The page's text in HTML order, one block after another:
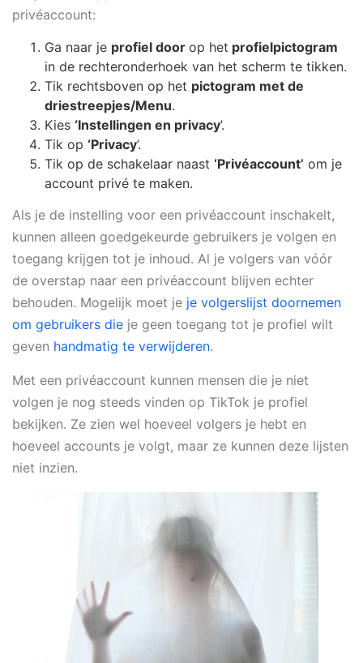
privéaccount:
Ga naar je profiel door op het profielpictogram
in de rechteronderhoek van het scherm te tikken.
Tik rechtsboven op het pictogram met de
driestreepjes/Menu.
Kies ‘Instellingen en privacy’.
Tik op ‘Privacy’.
Tik op de schakelaar naast ‘Privéaccount’ om je
account privé te maken.
Als je de instelling voor een privéaccount inschakelt,
kunnen alleen goedgekeurde gebruikers je volgen en
toegang krijgen tot je inhoud. Al je volgers van vóór
de overstap naar een privéaccount blijven echter
behouden. Mogelijk moet je je volgerslijst doornemen
om gebruikers die je geen toegang tot je profiel wilt
geven handmatig te verwijderen.
Met een privéaccount kunnen mensen die je niet
volgen je nog steeds vinden op TikTok je profiel
bekijken. Ze zien wel hoeveel volgers je hebt en
hoeveel accounts je volgt, maar ze kunnen deze lijsten
niet inzien.